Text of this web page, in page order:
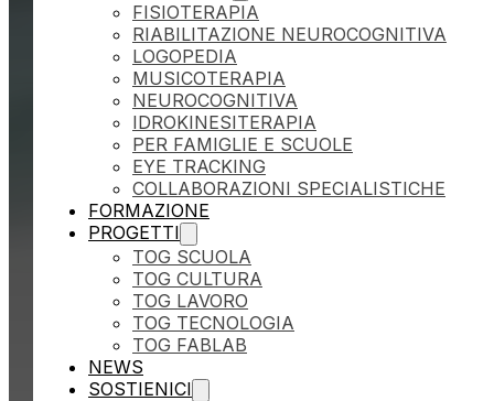
FISIOTERAPIA
RIABILITAZIONE NEUROCOGNITIVA
LOGOPEDIA
MUSICOTERAPIA
NEUROCOGNITIVA
IDROKINESITERAPIA
PER FAMIGLIE E SCUOLE
EYE TRACKING
COLLABORAZIONI SPECIALISTICHE
FORMAZIONE
PROGETTI
TOG SCUOLA
TOG CULTURA
TOG LAVORO
TOG TECNOLOGIA
TOG FABLAB
NEWS
SOSTIENICI